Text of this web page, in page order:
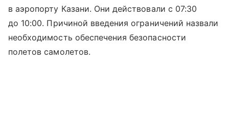
в аэропорту Казани. Они действовали с 07:30
до 10:00. Причиной введения ограничений назвали
необходимость обеспечения безопасности
полетов самолетов.